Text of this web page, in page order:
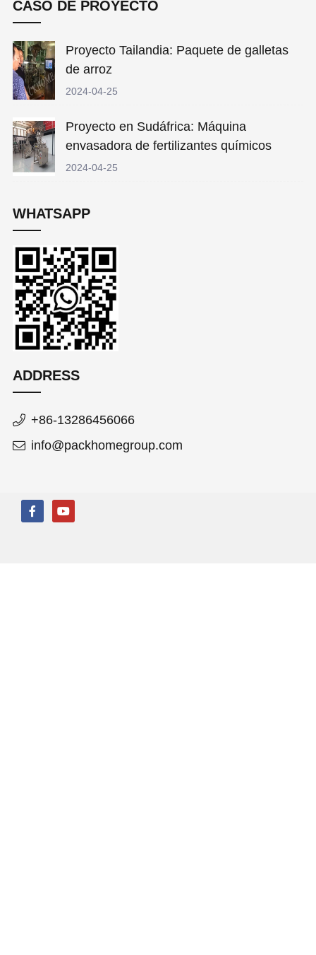
CASO DE PROYECTO
Proyecto Tailandia: Paquete de galletas
de arroz
2024-04-25
Proyecto en Sudáfrica: Máquina
envasadora de fertilizantes químicos
2024-04-25
WHATSAPP
ADDRESS
+86-13286456066
info@packhomegroup.com